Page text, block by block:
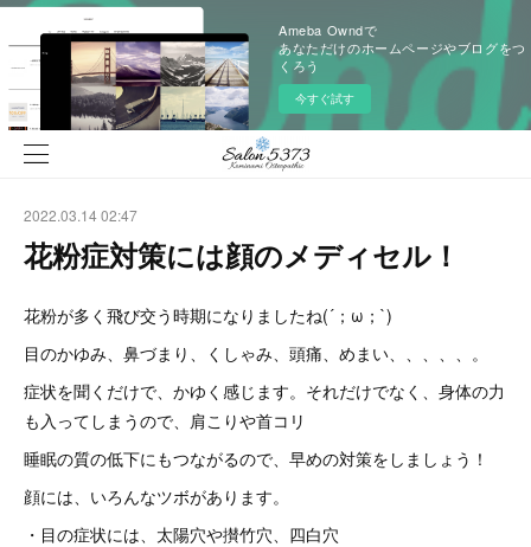
Ameba Owndで
あなただけのホームページやブログをつ
くろう
今すぐ試す
2022.03.14 02:47
花粉症対策には顔のメディセル！
花粉が多く飛び交う時期になりましたね(´；ω；`)
目のかゆみ、鼻づまり、くしゃみ、頭痛、めまい、、、、、。
症状を聞くだけで、かゆく感じます。それだけでなく、身体の力
も入ってしまうので、肩こりや首コリ
睡眠の質の低下にもつながるので、早めの対策をしましょう！
顔には、いろんなツボがあります。
・目の症状には、太陽穴や攅竹穴、四白穴